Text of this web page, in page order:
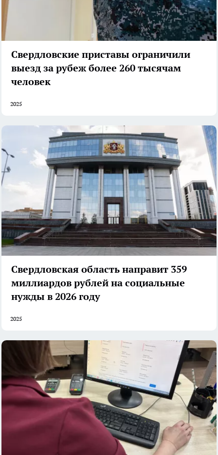
Свердловские приставы ограничили
выезд за рубеж более 260 тысячам
человек
2025
Свердловская область направит 359
миллиардов рублей на социальные
нужды в 2026 году
2025